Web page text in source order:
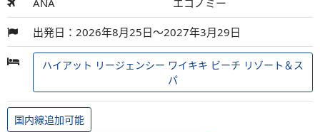
ANA エコノミー
出発日：2026年8月25日～2027年3月29日
ハイアット リージェンシー ワイキキ ビーチ リゾート＆ス
パ
国内線追加可能